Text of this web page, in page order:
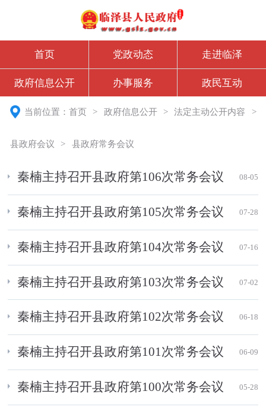
首页 党政动态 走进临泽
政府信息公开 办事服务 政民互动
当前位置：首页 > 政府信息公开 > 法定主动公开内容 >
县政府会议 > 县政府常务会议
秦楠主持召开县政府第106次常务会议 08-05
秦楠主持召开县政府第105次常务会议 07-28
秦楠主持召开县政府第104次常务会议 07-16
秦楠主持召开县政府第103次常务会议 07-02
秦楠主持召开县政府第102次常务会议 06-18
秦楠主持召开县政府第101次常务会议 06-09
秦楠主持召开县政府第100次常务会议 05-28